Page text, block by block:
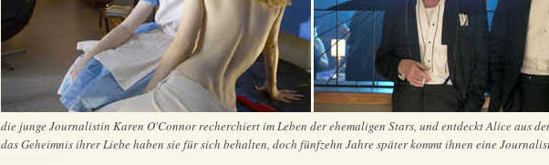
die junge Journalistin Karen O'Connor recherchiert im Leben der ehemaligen Stars, und entdeckt Alice aus
das Geheimnis ihrer Liebe haben sie für sich behalten, doch fünfzehn Jahre später kommt ihnen eine